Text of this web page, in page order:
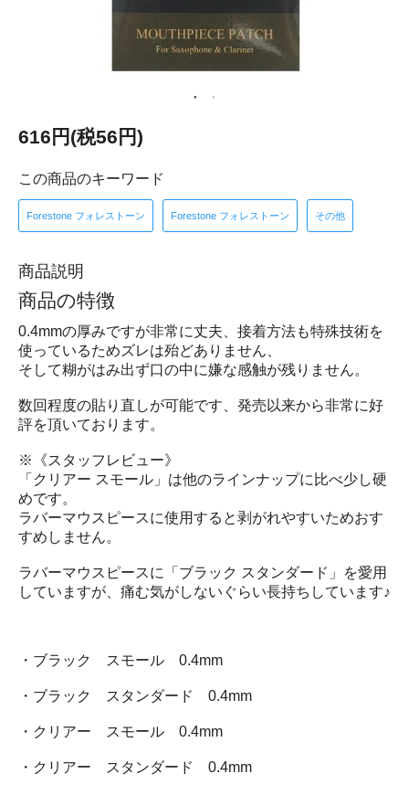
616円(税56円)
この商品のキーワード
Forestone フォレストーン Forestone フォレストーン その他
商品説明
商品の特徴
0.4mmの厚みですが非常に丈夫、接着方法も特殊技術を
使っているためズレは殆どありません、
そして糊がはみ出ず口の中に嫌な感触が残りません。
数回程度の貼り直しが可能です、発売以来から非常に好
評を頂いております。
※《スタッフレビュー》
「クリアー スモール」は他のラインナップに比べ少し硬
めです。
ラバーマウスピースに使用すると剥がれやすいためおす
すめしません。
ラバーマウスピースに「ブラック スタンダード」を愛用
していますが、痛む気がしないぐらい長持ちしています♪
・ブラック スモール 0.4mm
・ブラック スタンダード 0.4mm
・クリアー スモール 0.4mm
・クリアー スタンダード 0.4mm